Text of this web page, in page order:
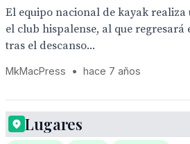
El equipo nacional de kayak
el club hispalense, al que regresará
tras el descanso...
MkMacPress • hace 7 años
Lugares